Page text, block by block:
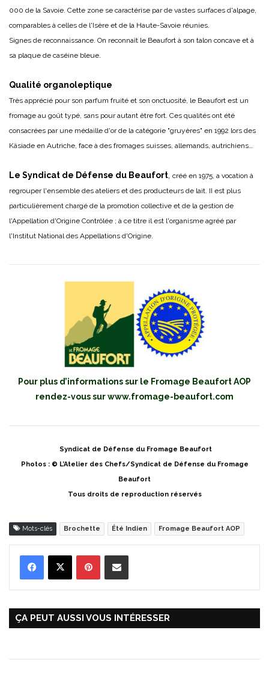
000 de la Savoie. Cette zone se caractérise par de vastes surfaces d'alpage,
comparables à celles de l'Isère et de la Haute-Savoie réunies.
Signes de reconnaissance. On reconnaît le Beaufort à son talon concave et à
sa plaque de caséine bleue
Qualité organoleptique
Très apprécié pour son parfum fruité et son onctuosité, le Beaufort est un
fromage au goût typé, sans pour autant être fort. Ces qualités ont été
consacrées par une médaille d'or de la catégorie "gruyères" en 1992 lors des
Käsiade en Autriche, face à des fromages suisses, allemands, autrichiens…
Le Syndicat de Défense du Beaufort créé en 1975, a vocation à
regrouper l'ensemble des ateliers et des producteurs de lait. II est plus
particulièrement chargé de la promotion collective et de la gestion de
l'Appellation d'Origine Contrôlée ; à ce titre il est l'organisme agréé par
l'Institut National des Appellations d'Origine.
Pour plus d’informations sur le Fromage Beaufort AOP
rendez-vous surwww.fromage-beaufort.com
Syndicat de Défense du Fromage Beaufort
Photos : © L’Atelier des Chefs/Syndicat de Défense du Fromage
Beaufort
Tous droits de reproduction réservés
Mots-clés Brochette Été Indien Fromage Beaufort AOP
ÇA PEUT AUSSI VOUS INTÉRESSER